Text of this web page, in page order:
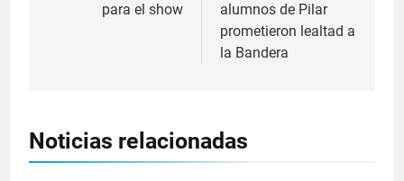
para el show
alumnos de Pilar
prometieron lealtad a
la Bandera
Noticias relacionadas